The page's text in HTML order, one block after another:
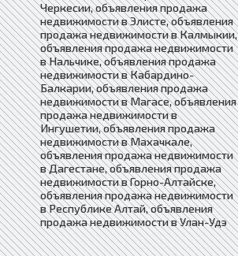
Черкесии, объявления продажа
недвижимости в Элисте, объявления
продажа недвижимости в Калмыкии,
объявления продажа недвижимости
в Нальчике, объявления продажа
недвижимости в Кабардино-
Балкарии, объявления продажа
недвижимости в Магасе, объявления
продажа недвижимости в
Ингушетии, объявления продажа
недвижимости в Махачкале,
объявления продажа недвижимости
в Дагестане, объявления продажа
недвижимости в Горно-Алтайске,
объявления продажа недвижимости
в Республике Алтай, объявления
продажа недвижимости в Улан-Удэ